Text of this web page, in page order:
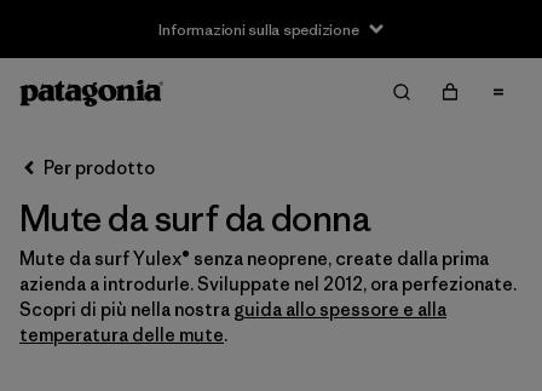
Informazioni sulla spedizione
Filtra per
Taglia
S (17)
M (18)
Per prodotto
Mute da surf da donna
Mute da surf Yulex® senza neoprene, create dalla prima
azienda a introdurle. Sviluppate nel 2012, ora perfezionate.
Scopri di più nella nostra guida allo spessore e alla
temperatura delle mute.